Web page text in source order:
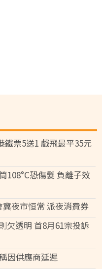
鐵票5送1 戲飛最平35元
108°C恐傷髮 負離子效
夜市恒常 派夜消費券
欠透明 首8月61宗投訴
因供應商延遲